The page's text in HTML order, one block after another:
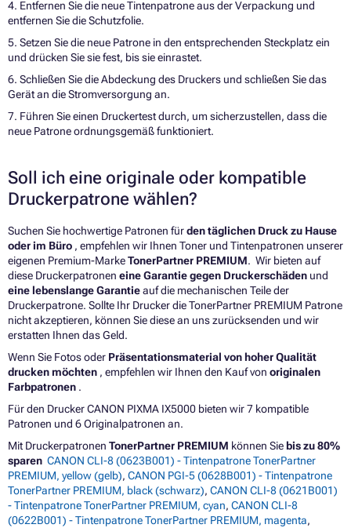
4. Entfernen Sie die neue Tintenpatrone aus der Verpackung und
entfernen Sie die Schutzfolie.
5. Setzen Sie die neue Patrone in den entsprechenden Steckplatz ein
und drücken Sie sie fest, bis sie einrastet.
6. Schließen Sie die Abdeckung des Druckers und schließen Sie das
Gerät an die Stromversorgung an.
7. Führen Sie einen Druckertest durch, um sicherzustellen, dass die
neue Patrone ordnungsgemäß funktioniert.
Soll ich eine originale oder kompatible
Druckerpatrone wählen?
Suchen Sie hochwertige Patronen fürden täglichen Druck zu Hause
oder im Büro , empfehlen wir Ihnen Toner und Tintenpatronen unserer
eigenen Premium-MarkeTonerPartner PREMIUM. Wir bieten auf
diese Druckerpatronen eine Garantie gegen Druckerschäden und
eine lebenslange Garantieauf die mechanischen Teile der
Druckerpatrone. Sollte Ihr Drucker die TonerPartner PREMIUM Patrone
nicht akzeptieren, können Sie diese an uns zurücksenden und wir
erstatten Ihnen das Geld.
Wenn Sie Fotos oder Präsentationsmaterial von hoher Qualität
drucken möchten , empfehlen wir Ihnen den Kauf von originalen
Farbpatronen .
Für den Drucker CANON PIXMA IX5000 bieten wir 7 kompatible
Patronen und 6 Originalpatronen an.
Mit Druckerpatronen TonerPartner PREMIUM können Sie bis zu 80%
sparen CANON CLI-8 (0623B001) - Tintenpatrone TonerPartner
PREMIUM, yellow (gelb), CANON PGI-5 (0628B001) - Tintenpatrone
TonerPartner PREMIUM, black (schwarz), CANON CLI-8 (0621B001)
- Tintenpatrone TonerPartner PREMIUM, cyan, CANON CLI-8
(0622B001) - Tintenpatrone TonerPartner PREMIUM, magenta,